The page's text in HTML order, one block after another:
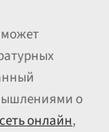
может
о
онлайн,